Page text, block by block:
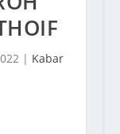
| Kabar